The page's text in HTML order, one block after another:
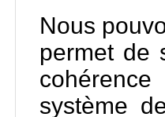
Nous
permet de
système